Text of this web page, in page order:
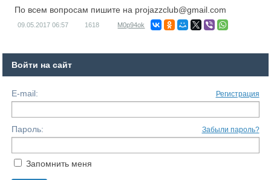
По всем вопросам пишите на projazzclub@gmail.com
09.05.2017 06:57 1618 M0p94ok
Войти на сайт
E-mail: Регистрация
Пароль: Забыли пароль?
Запомнить меня